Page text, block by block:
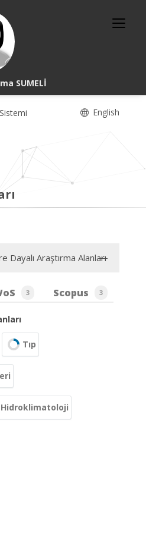
SUMELİ
English
Dayalı Araştırma Alanları
3 Scopus 3
Tıp
Hidroklimatoloji